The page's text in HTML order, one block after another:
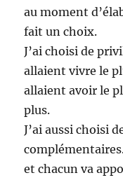
au moment
fait un choix.
J’ai choisi de
allaient vivre le
allaient avoir le
plus.
J’ai aussi choisi
et chacun va